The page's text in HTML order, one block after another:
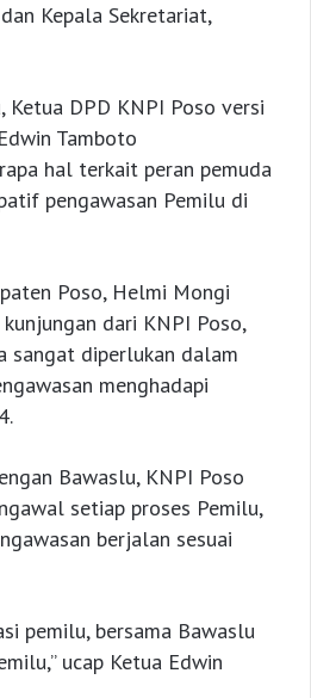
Kepala Sekretariat,
Ketua DPD KNPI Poso versi
Tamboto
hal terkait peran pemuda
pengawasan Pemilu di
Poso, Helmi Mongi
dari KNPI Poso,
sangat diperlukan dalam
menghadapi
Bawaslu, KNPI Poso
setiap proses Pemilu,
berjalan sesuai
pemilu, bersama Bawaslu
ucap Ketua Edwin